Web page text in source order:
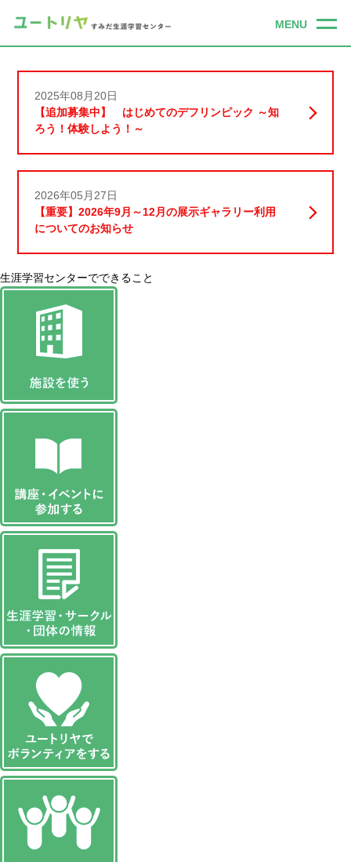
2025年08月20日
【追加募集中】 はじめてのデフリンピック ～知
ろう！体験しよう！～
2026年05月27日
【重要】2026年9月～12月の展示ギャラリー利用
についてのお知らせ
生涯学習センターでできること